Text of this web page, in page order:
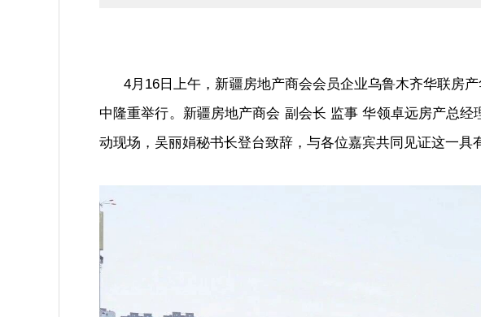
4月16日上午，新疆房地产商会会员企业乌鲁木齐华联房产
中隆重举行。新疆房地产商会 副会长 监事 华领卓远房产总经
动现场，吴丽娟秘书长登台致辞，与各位嘉宾共同见证这一具